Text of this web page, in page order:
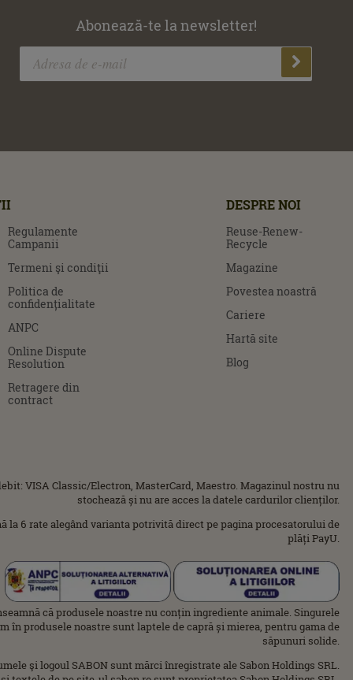
Abonează-te la newsletter!
Regulamente
Campanii
Termeni şi condiţii
Politica de
confidențialitate
ANPC
Online Dispute
Resolution
Retragere din
contract
DESPRE NOI
Reuse-Renew-
Recycle
Magazine
Povestea noastră
Cariere
Hartă site
Blog
VISA Classic/Electron, MasterCard, Maestro. Magazinul nostru nu
stochează și nu are acces la datele cardurilor clienților.
6 rate alegând varianta potrivită direct pe pagina procesatorului de
plăți PayU.
că produsele noastre nu conțin ingrediente animale. Singurele
în produsele noastre sunt laptele de capră și mierea, pentru gama de
săpunuri solide.
şi logoul SABON sunt mărci înregistrate ale Sabon Holdings SRL.